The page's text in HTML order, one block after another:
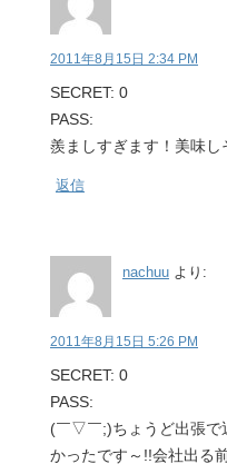
2011年8月15日 2:34 PM
SECRET: 0
PASS:
羨ましすぎます！美味し
返信
nachuu より:
2011年8月15日 5:26 PM
SECRET: 0
PASS:
(￣▽￣;)ちょうど出張で
かったです～!!会社出る